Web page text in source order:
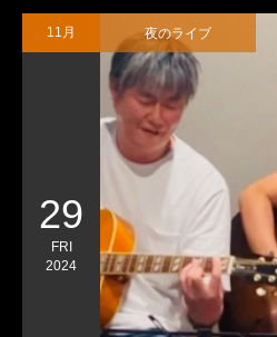
11月
29
FRI
2024
夜のライブ